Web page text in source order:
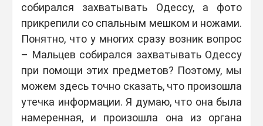
собирался захватывать Одессу, а фото
прикрепили со спальным мешком и ножами.
Понятно, что у многих сразу возник вопрос
– Мальцев собирался захватывать Одессу
при помощи этих предметов? Поэтому, мы
можем здесь точно сказать, что произошла
утечка информации. Я думаю, что она была
намеренная, и произошла она из органа